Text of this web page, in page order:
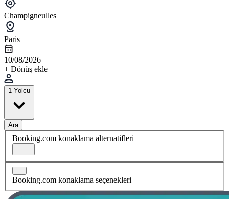
Champigneulles
Paris
10/08/2026
+ Dönüş ekle
1 Yolcu
Ara
Booking.com konaklama alternatifleri
Booking.com konaklama seçenekleri